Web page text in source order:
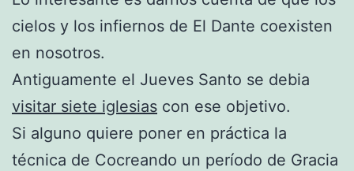
cielos y los infiernos de El Dante coexisten
en nosotros.
Antiguamente el Jueves Santo se debia
visitar siete iglesias con ese objetivo.
Si alguno quiere poner en práctica la
técnica de Cocreando un período de Gracia